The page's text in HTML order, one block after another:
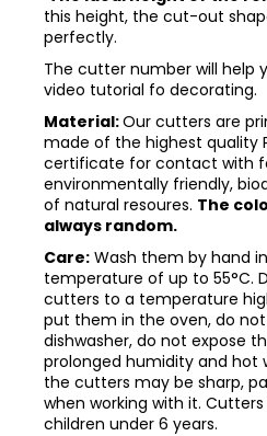
this height, the cut-out
perfectly.
The cutter number will help
video tutorial fo decorating.
Material:Our cutters are
made of the highest quality
certificate for contact with
environmentally friendly,
of natural resoures. The
always random.
Care: Wash them by hand
temperature of up to 55°C.
cutters to a temperature
put them in the oven, do
dishwasher, do not expose
prolonged humidity and hot
the cutters may be sharp,
when working with it.
children under 6 years.